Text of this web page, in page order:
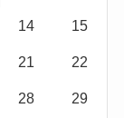
14 15
21 22
28 29